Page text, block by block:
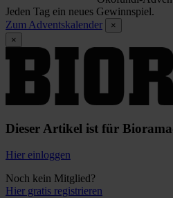
Jeden Tag ein neues Gewinnspiel.
Zum Adventskalender
×
×
Dieser Artikel ist für
Hier einloggen
Noch kein Mitglied?
Hier gratis registrieren